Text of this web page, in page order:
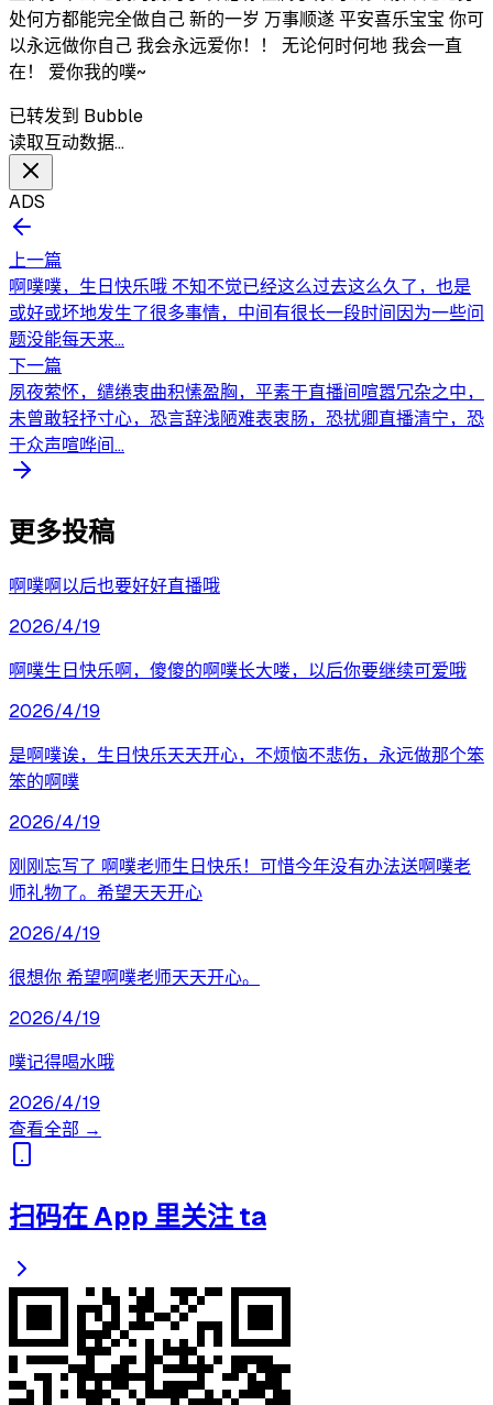
处何方都能完全做自己 新的一岁 万事顺遂 平安喜乐宝宝 你可
以永远做你自己 我会永远爱你！！ 无论何时何地 我会一直
在！ 爱你我的噗~
已转发到 Bubble
读取互动数据…
ADS
上一篇
啊噗噗，生日快乐哦 不知不觉已经这么过去这么久了，也是
或好或坏地发生了很多事情，中间有很长一段时间因为一些问
题没能每天来...
下一篇
夙夜萦怀，缱绻衷曲积愫盈胸，平素于直播间喧嚣冗杂之中，
未曾敢轻抒寸心，恐言辞浅陋难表衷肠，恐扰卿直播清宁，恐
于众声喧哗间...
更多投稿
啊噗啊以后也要好好直播哦
2026/4/19
啊噗生日快乐啊，傻傻的啊噗长大喽，以后你要继续可爱哦
2026/4/19
是啊噗诶，生日快乐天天开心，不烦恼不悲伤，永远做那个笨
笨的啊噗
2026/4/19
刚刚忘写了 啊噗老师生日快乐！可惜今年没有办法送啊噗老
师礼物了。希望天天开心
2026/4/19
很想你 希望啊噗老师天天开心。
2026/4/19
噗记得喝水哦
2026/4/19
查看全部 →
扫码在 App 里关注 ta